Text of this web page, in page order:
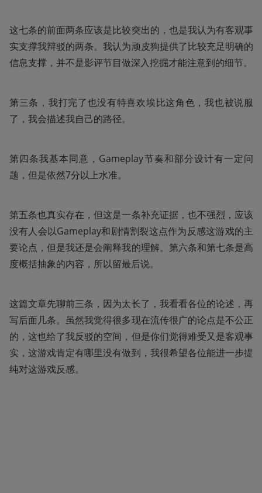
这七条的前面两条应该是比较突出的，也是我认为有客观事
实支撑我辩驳的两条。我认为顽皮狗提供了比较充足明确的
信息支撑，并不是影评节目做深入挖掘才能注意到的细节。
第三条，我打完了也没有特喜欢埃比这角色，我也被说服
了，我会描述我自己的路径。
第四条我基本同意，Gameplay节奏和部分设计有一定问
题，但是依然7分以上水准。
第五条也真实存在，但这是一条补充证据，也不强烈，应该
没有人会以Gameplay和剧情割裂这点作为反感这游戏的主
要论点，但是我还是会阐释我的理解。第六条和第七条是高
度概括抽象的内容，所以留最后说。
这篇文章先聊前三条，因为太长了，我看看各位的论述，再
写后面几条。虽然我觉得很多现在流传很广的论点是不公正
的，这也给了我反驳的空间，但是你们觉得难受又是客观事
实，这游戏肯定有哪里没有做到，我很希望各位能进一步提
纯对这游戏反感。